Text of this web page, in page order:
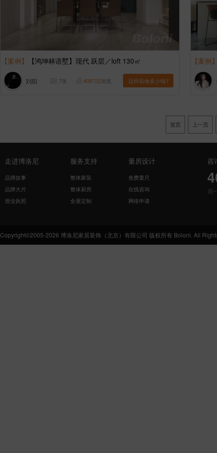
【案例】 【鸿坤林语墅】现代 跃层／loft 130㎡
刘阳 7张 408722浏览 这样装修多少钱?
【案例
首页 上一页
走进博洛尼
品牌故事
品牌大片
营业执照
服务支持
整体家装
整体厨房
全屋定制
量房设计
免费量尺
在线咨询
网络申请
咨
周
Copyright©2005-2026 博洛尼家居装饰（北京）有限公司 版权所有 Boloni. All